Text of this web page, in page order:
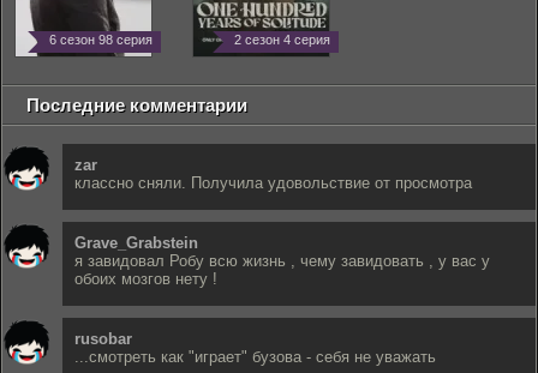
6 сезон 98 серия 2 сезон 4 серия
Последние комментарии
zar
классно сняли. Получила удовольствие от просмотра
Grave_Grabstein
я завидовал Робу всю жизнь , чему завидовать , у вас у
обоих мозгов нету !
rusobar
...смотреть как "играет" бузова - себя не уважать